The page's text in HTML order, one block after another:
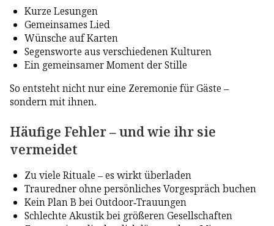
Kurze Lesungen
Gemeinsames Lied
Wünsche auf Karten
Segensworte aus verschiedenen Kulturen
Ein gemeinsamer Moment der Stille
So entsteht nicht nur eine Zeremonie für Gäste –
sondern mit ihnen.
Häufige Fehler – und wie ihr sie
vermeidet
Zu viele Rituale – es wirkt überladen
Trauredner ohne persönliches Vorgespräch buchen
Kein Plan B bei Outdoor-Trauungen
Schlechte Akustik bei größeren Gesellschaften